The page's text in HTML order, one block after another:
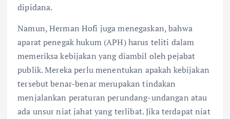
dipidana.
Namun, Herman Hofi juga menegaskan, bahwa
aparat penegak hukum (APH) harus teliti dalam
memeriksa kebijakan yang diambil oleh pejabat
publik. Mereka perlu menentukan apakah kebijakan
tersebut benar-benar merupakan tindakan
menjalankan peraturan perundang-undangan atau
ada unsur niat jahat yang terlibat. Jika terdapat niat